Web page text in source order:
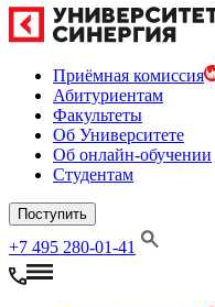
Приёмная комиссия
Абитуриентам
Факультеты
Об Университете
Об онлайн-обучении
Студентам
Поступить
+7 495 280-01-41